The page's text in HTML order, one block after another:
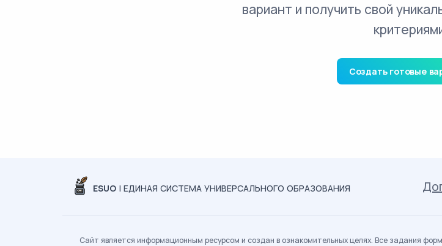
вариант и получить свой
Создать готовые
ESUO | ЕДИНАЯ СИСТЕМА УНИВЕРСАЛЬНОГО ОБРАЗОВАНИЯ
Сайт является информационным ресурсом и создан в ознакомительных целях. Все задания